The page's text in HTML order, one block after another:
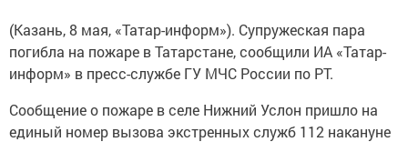
(Казань, 8 мая, «Татар-информ»). Супружеская пара
погибла на пожаре в Татарстане, сообщили ИА «Татар-
информ» в пресс-службе ГУ МЧС России по РТ.
Сообщение о пожаре в селе Нижний Услон пришло на
единый номер вызова экстренных служб 112 накануне